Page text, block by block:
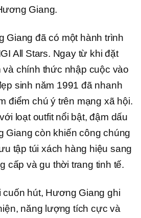
Giang.
Giang đã có một hành trình
All Stars. Ngay từ khi đặt
và chính thức nhập cuộc vào
sinh năm 1991 đã nhanh
điểm chú ý trên mạng xã hội.
loạt outfit nổi bật, đậm dấu
Giang còn khiến công chúng
tập túi xách hàng hiệu sang
cấp và gu thời trang tinh tế.
cuốn hút, Hương Giang ghi
năng lượng tích cực và